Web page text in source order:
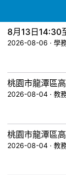
2026-08-06 · 學
2026-08-04 · 教
2026-08-04 · 教